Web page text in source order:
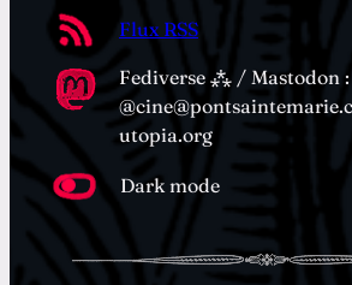
Flux RSS
Fediverse ⁂ / Mastodon :
utopia.org
Dark mode